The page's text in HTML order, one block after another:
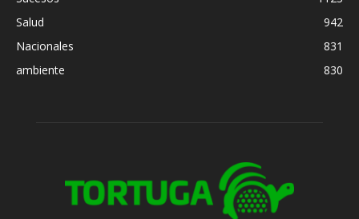
Salud
942
Nacionales
831
ambiente
830